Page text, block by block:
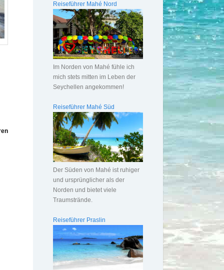
Reiseführer Mahé Nord
Im Norden von Mahé fühle ich
mich stets mitten im Leben der
Seychellen angekommen!
Reiseführer Mahé Süd
Der Süden von Mahé ist ruhiger
und ursprünglicher als der
Norden und bietet viele
Traumstrände.
Reiseführer Praslin